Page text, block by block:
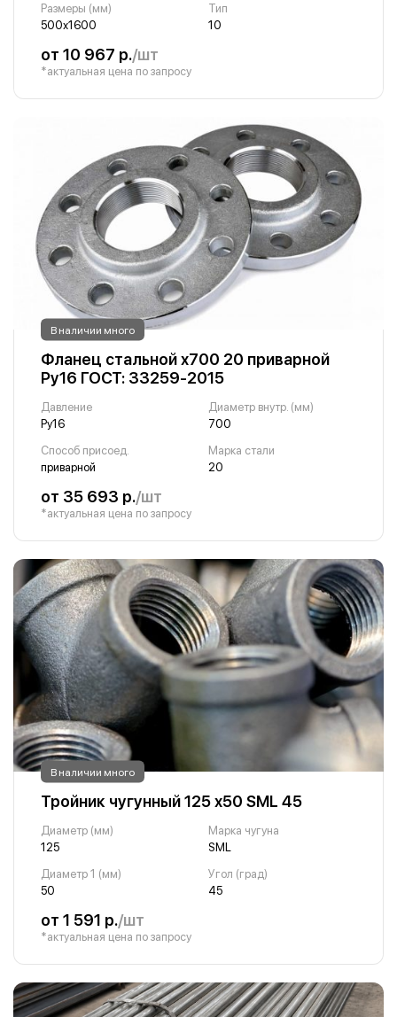
Размеры (мм)
500х1600
Тип
10
от 10 967 р./шт
*актуальная цена по запросу
В наличии много
Фланец стальной х700 20 приварной
Ру16 ГОСТ: 33259-2015
Давление
Ру16
Диаметр внутр. (мм)
700
Способ присоед.
приварной
Марка стали
20
от 35 693 р./шт
*актуальная цена по запросу
В наличии много
Тройник чугунный 125 х50 SML 45
Диаметр (мм)
125
Марка чугуна
SML
Диаметр 1 (мм)
50
Угол (град)
45
от 1 591 р./шт
*актуальная цена по запросу